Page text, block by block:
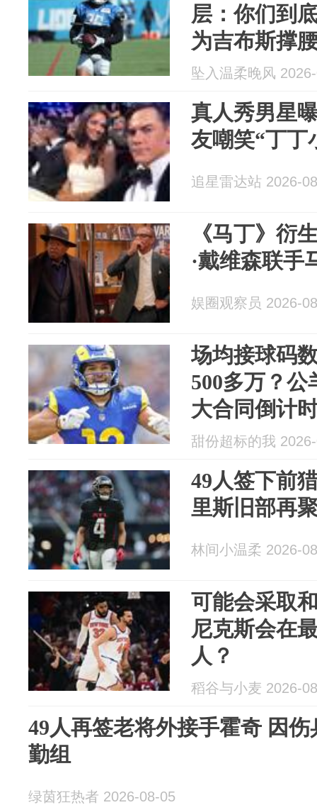
层：你们到
为吉布斯撑
坠入温柔晚风
真人秀男星
友嘲笑“丁丁
追星雷达站 2026-
《马丁》衍
·戴维森联手
娱圈观察员 2026-
场均接球码
500多万？
大合同倒计
甜份超标的我
49人签下前
里斯旧部再
林间小温柔 2026-
可能会采取
尼克斯会在
人？
稻谷与小麦 2026-
49人再签老将外接手霍奇 因
勤组
绿茵狂热者 2026-08-05